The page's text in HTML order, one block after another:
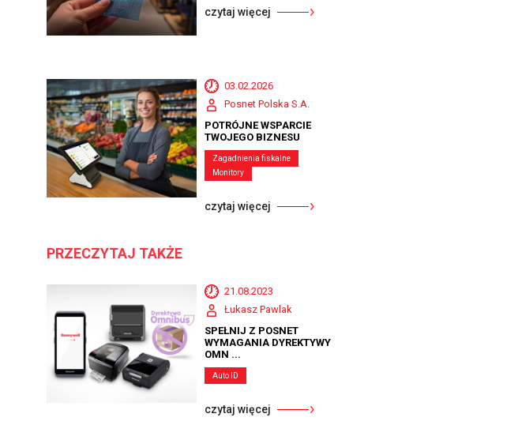
czytaj więcej
03.02.2026
Posnet Polska S.A.
POTRÓJNE WSPARCIE
TWOJEGO BIZNESU
Zagadnienia fiskalne
Monitory
czytaj więcej
PRZECZYTAJ TAKŻE
21.08.2023
Łukasz Pawlak
SPEŁNIJ Z POSNET
WYMAGANIA DYREKTYWY
OMN ...
Auto ID
czytaj więcej